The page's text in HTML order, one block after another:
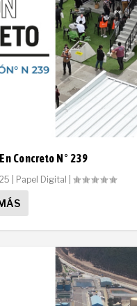
Concreto N° 239
Papel Digital |